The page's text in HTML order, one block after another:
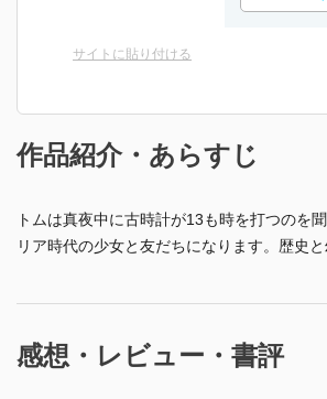
サイトに貼り付ける
作品紹介・あらすじ
トムは真夜中に古時計が13も時を打つのを
リア時代の少女と友だちになります。歴史
感想・レビュー・書評